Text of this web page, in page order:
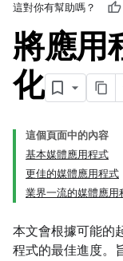
這對你有幫助嗎？
將應用
化
這個頁面中的內容
基本媒體應用程式
更佳的媒體應用程式
業界一流的媒體應用
本文會根據可能的
程式的最佳進度。